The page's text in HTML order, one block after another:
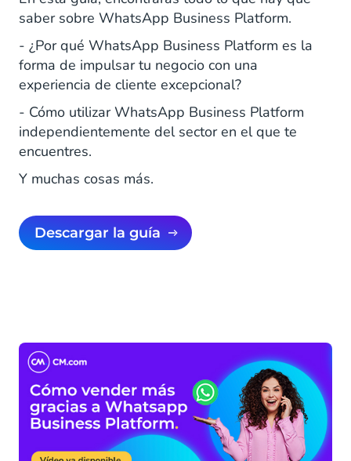
saber sobre WhatsApp Business Platform.
- ¿Por qué WhatsApp Business Platform es la
forma de impulsar tu negocio con una
experiencia de cliente excepcional?
- Cómo utilizar WhatsApp Business Platform
independientemente del sector en el que te
encuentres.
Y muchas cosas más.
Descargar la guía